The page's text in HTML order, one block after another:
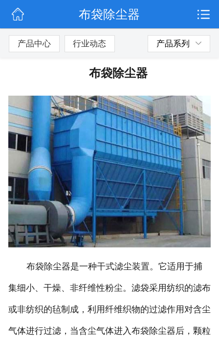
公司简介
联系我们
布袋除尘器
产品中心 行业动态 产品系列
布袋除尘器
布袋除尘器是一种干式滤尘装置。它适用于捕
集细小、干燥、非纤维性粉尘。滤袋采用纺织的滤布
或非纺织的毡制成，利用纤维织物的过滤作用对含尘
气体进行过滤，当含尘气体进入布袋除尘器后，颗粒